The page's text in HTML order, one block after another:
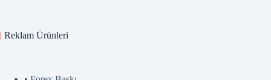
| Reklam Ürünleri